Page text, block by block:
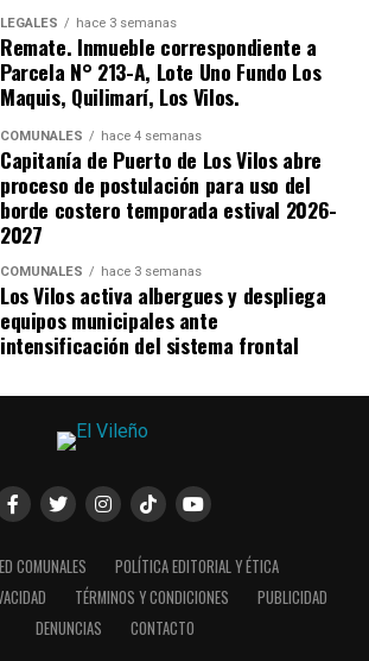
LEGALES hace 3 semanas
Remate. Inmueble correspondiente a
Parcela N° 213-A, Lote Uno Fundo Los
Maquis, Quilimarí, Los Vilos.
COMUNALES hace 4 semanas
Capitanía de Puerto de Los Vilos abre
proceso de postulación para uso del
borde costero temporada estival 2026-
2027
COMUNALES hace 3 semanas
Los Vilos activa albergues y despliega
equipos municipales ante
intensificación del sistema frontal
COMUNALES
POLÍTICA EDITORIAL Y ÉTICA
TÉRMINOS Y CONDICIONES
PUBLICIDAD
DENUNCIAS
CONTACTO